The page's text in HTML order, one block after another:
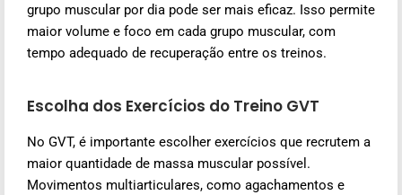
grupo muscular por dia pode ser mais eficaz. Isso permite
maior volume e foco em cada grupo muscular, com
tempo adequado de recuperação entre os treinos.
Escolha dos Exercícios do Treino GVT
No GVT, é importante escolher exercícios que recrutem a
maior quantidade de massa muscular possível.
Movimentos multiarticulares, como agachamentos e